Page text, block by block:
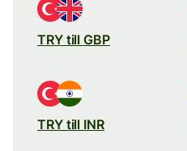
TRY till GBP
TRY till INR